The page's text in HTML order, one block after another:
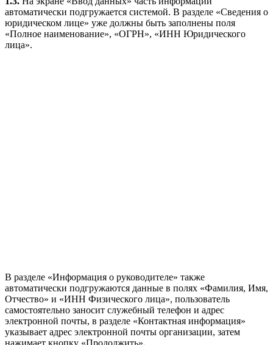
автоматически подгружается системой. В разделе «Сведения о
юридическом лице» уже должны быть заполнены поля
«Полное наименование», «ОГРН», «ИНН Юридического
лица».
В разделе «Информация о руководителе» также
автоматически подгружаются данные в полях «Фамилия, Имя,
Отчество» и «ИНН Физического лица», пользователь
самостоятельно заносит служебный телефон и адрес
электронной почты, в разделе «Контактная информация»
указывает адрес электронной почты организации, затем